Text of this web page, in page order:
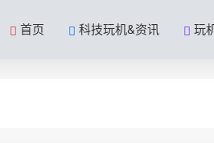
首页 科技玩机&资讯 玩